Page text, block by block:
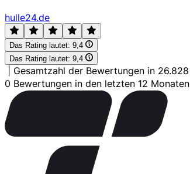
hulle24.de
Das Rating lautet: 9,4
Das Rating lautet: 9,4
Gesamtzahl der Bewertungen in 26.828
0 Bewertungen in den letzten 12 Monaten